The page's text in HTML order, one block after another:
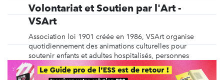
Volontariat et Soutien par l'Art -
VSArt
Association loi 1901 créée en 1986, VSArt organise
quotidiennement des animations culturelles pour
soutenir enfants et adultes hospitalisés, personnes
âgées, jeunes de quartiers sensibles, personnes
handicapées, personnes en détention ou sans abri.